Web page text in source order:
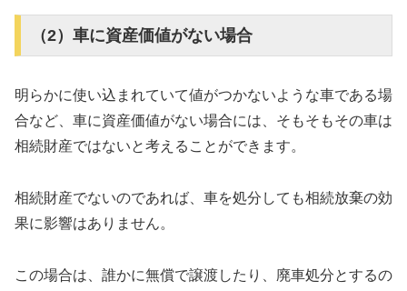
（2）車に資産価値がない場合
明らかに使い込まれていて値がつかないような車である場
合など、車に資産価値がない場合には、そもそもその車は
相続財産ではないと考えることができます。
相続財産でないのであれば、車を処分しても相続放棄の効
果に影響はありません。
この場合は、誰かに無償で譲渡したり、廃車処分とするの